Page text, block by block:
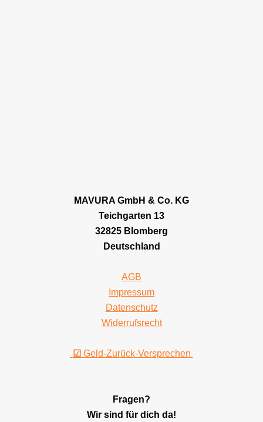
MAVURA GmbH & Co. KG
Teichgarten 13
32825 Blomberg
Deutschland
AGB
Impressum
Datenschutz
Widerrufsrecht
☑ Geld-Zurück-Versprechen
Fragen?
Wir sind für dich da!